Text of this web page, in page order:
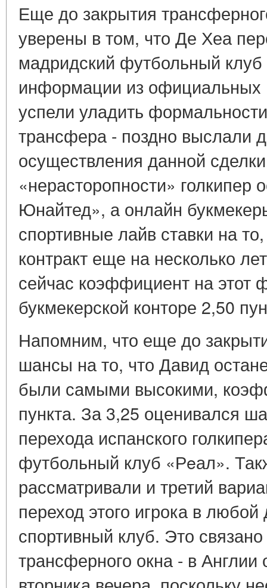
Еще до закрытия
уверены в том, что Де Хеа
мадридский футбольный
информации из официальных
успели уладить
трансфера - поздно выслали
осуществления данной
«нерасторопности» голкипер
Юнайтед», а онлайн
спортивные лайв ставки на
контракт еще на несколько
сейчас коэффициент на этот
букмекерской конторе 2,50
Напомним, что еще до
шансы на то, что Давид
были самыми высокими,
пункта. За 3,25 оценивался
перехода испанского
футбольный клуб «Рeал».
рассматривали и третий
переход этого игрока в любой
спортивный клуб. Это
трансферного окна - в